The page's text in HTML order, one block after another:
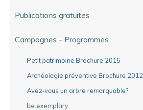
Publications gratuites
Campagnes - Programmes
Petit patrimoine Brochure 2015
Archéologie préventive Brochure 2012
Avez-vous un arbre remarquable?
be.exemplary